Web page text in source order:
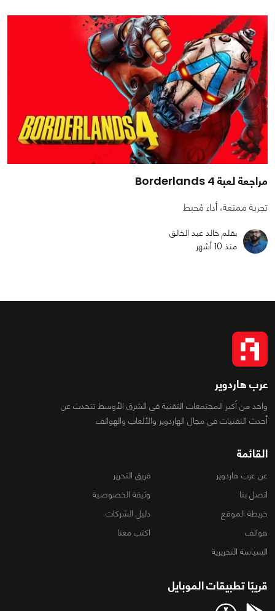
مراجعة لعبة Borderlands 4
تجربة ممتعة، أداء مُحبط
بقلم خالد عبد الخالق
منذ 10 أشهر
عرب هاردوير
واحد من أكبر المجتمعات التقنية فى الشرق الأوسط تتحدث عن
أحدث التقنيات فى مجال الهاردوير والألعاب والهواتف
القائمة
عن عرب هاردوير
فريق التحرير
اتصل بنا
وثيقة الخصوصية
خريطة الموقع
دليل الشركات
هواتف
اكتب معنا
السياسة التحريرية
قريبًا تطبيقات الموبايل